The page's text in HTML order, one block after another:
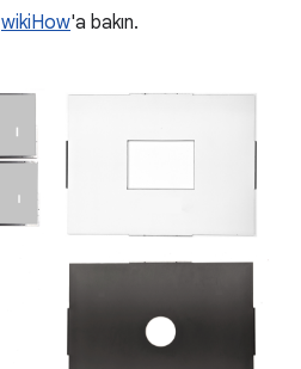
wikiHow'a bakın.